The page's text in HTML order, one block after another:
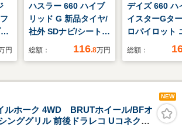
プ
ク
円
ハスラー 660 ハイブ
リッド G 新品タイヤ/
社外 SDナビ/シートヒ
ーター/ETC/EBD付
プ/ワンセグTV/エアバ
グ 助手席/エアバッグ
サイド
総額： 116.8万円
デイズ 660 ハ
イスターGタ
ロパイロット
ション 試乗車
プロパイロッ
SOSコール
総額：
NEW
ルホーク 4WD BRUTホイール/BFオ
ンググリル 前後ドラレコ Uコネク